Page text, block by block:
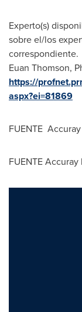
Experto(s)
sobre el/los
correspondiente.
Euan Thomson,
https://
aspx?ei=81869
FUENTE
FUENTE